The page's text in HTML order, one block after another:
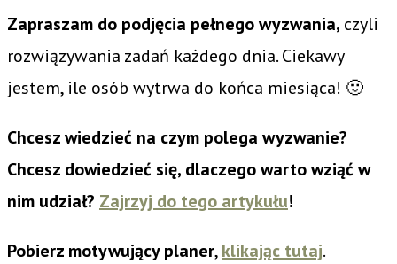
Zapraszam do podjęcia pełnego wyzwania, czyli
rozwiązywania zadań każdego dnia. Ciekawy
jestem, ile osób wytrwa do końca miesiąca! 🙂
Chcesz wiedzieć na czym polega wyzwanie?
Chcesz dowiedzieć się, dlaczego warto wziąć w
nim udział? Zajrzyj do tego artykułu!
Pobierz motywujący planer,klikając tutaj.